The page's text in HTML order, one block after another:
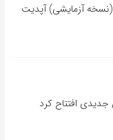
۸ گوشی شیائومی به HyperOS 3 (نسخه آزمایشی) آپدیت